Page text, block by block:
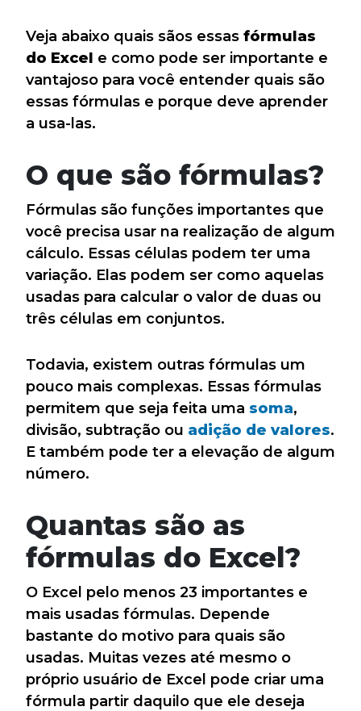
Veja abaixo quais sãos essas fórmulas
do Excel e como pode ser importante e
vantajoso para você entender quais são
essas fórmulas e porque deve aprender
a usa-las.
O que são fórmulas?
Fórmulas são funções importantes que
você precisa usar na realização de algum
cálculo. Essas células podem ter uma
variação. Elas podem ser como aquelas
usadas para calcular o valor de duas ou
três células em conjuntos.
Todavia, existem outras fórmulas um
pouco mais complexas. Essas fórmulas
permitem que seja feita uma soma,
divisão, subtração ou adição de valores.
E também pode ter a elevação de algum
número.
Quantas são as
fórmulas do Excel?
O Excel pelo menos 23 importantes e
mais usadas fórmulas. Depende
bastante do motivo para quais são
usadas. Muitas vezes até mesmo o
próprio usuário de Excel pode criar uma
fórmula partir daquilo que ele deseja